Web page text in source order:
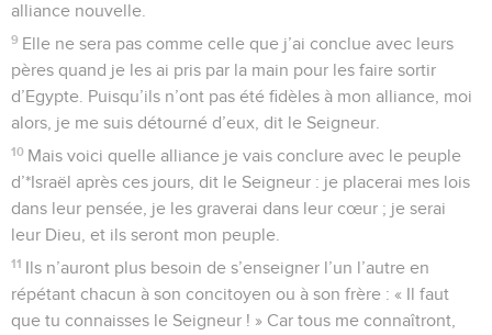
alliance nouvelle.
9 Elle ne sera pas comme celle que j’ai conclue avec leurs
pères quand je les ai pris par la main pour les faire sortir
d’Egypte. Puisqu’ils n’ont pas été fidèles à mon alliance, moi
alors, je me suis détourné d’eux, dit le Seigneur.
10 Mais voici quelle alliance je vais conclure avec le peuple
d’*Israël après ces jours, dit le Seigneur : je placerai mes lois
dans leur pensée, je les graverai dans leur cœur ; je serai
leur Dieu, et ils seront mon peuple.
11 Ils n’auront plus besoin de s’enseigner l’un l’autre en
répétant chacun à son concitoyen ou à son frère : « Il faut
que tu connaisses le Seigneur ! » Car tous me connaîtront,